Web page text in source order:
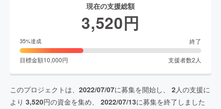
現在の支援総額
3,520円
35%達成 終了
目標金額10,000円 支援者数2 人
このプロジェクトは、 2022/07/07に募集を開始し、 2人の支援に
より 3,520円の資金を集め、 2022/07/13に募集を終了しました